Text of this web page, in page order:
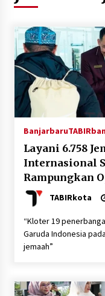
HUT
Hari
PNBP
Banjarbaru
Layani 6.758
Internasional
Rampungkan
KalselTABIRkota
“Kloter 19
Garuda Indonesia
jemaah”